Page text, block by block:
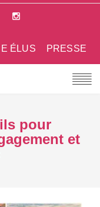
PRESSE
ÉLUS
pour
et